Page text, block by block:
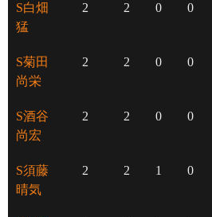
S白畑
猛
2 2 0 0
S菊田
尚栄
2 2 0 0
S酒谷
尚宏
2 2 0 0
S須藤
晴気
2 2 1 0